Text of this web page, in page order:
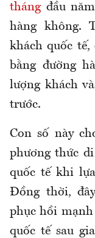
thángđầu
hàng không.
khách quốc
bằng đường
lượng khách
trước.
Con số này
phương thức
quốc tế khi
Đồng thời,
phục hồi
quốc tế sau